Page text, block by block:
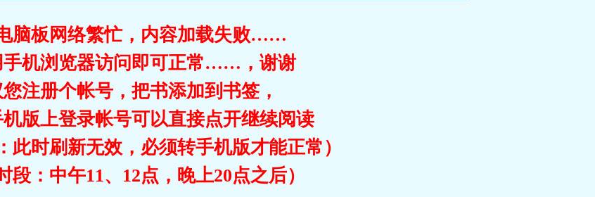
脑板网络繁忙，内容加载失败……
手机浏览器访问即可正常……，谢谢
注册个帐号，把书添加到书签，
版上登录帐号可以直接点开继续阅读
此时刷新无效，必须转手机版才能正常）
段：中午11、12点，晚上20点之后）